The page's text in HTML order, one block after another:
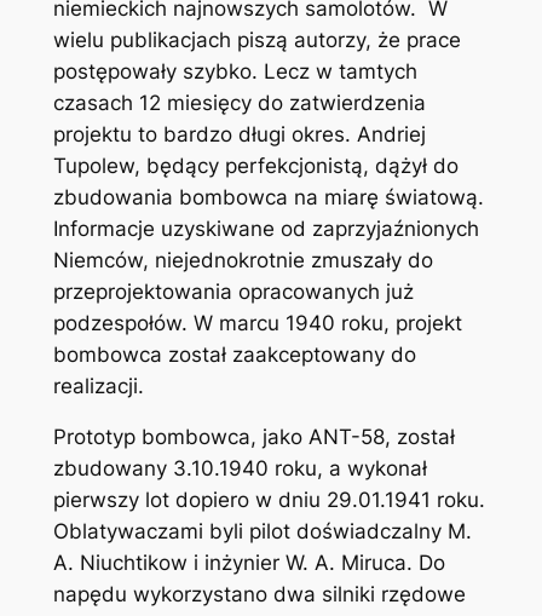
niemieckich najnowszych samolotów. W
wielu publikacjach piszą autorzy, że prace
postępowały szybko. Lecz w tamtych
czasach 12 miesięcy do zatwierdzenia
projektu to bardzo długi okres. Andriej
Tupolew, będący perfekcjonistą, dążył do
zbudowania bombowca na miarę światową.
Informacje uzyskiwane od zaprzyjaźnionych
Niemców, niejednokrotnie zmuszały do
przeprojektowania opracowanych już
podzespołów. W marcu 1940 roku, projekt
bombowca został zaakceptowany do
realizacji.
Prototyp bombowca, jako ANT-58, został
zbudowany 3.10.1940 roku, a wykonał
pierwszy lot dopiero w dniu 29.01.1941 roku.
Oblatywaczami byli pilot doświadczalny M.
A. Niuchtikow i inżynier W. A. Miruca. Do
napędu wykorzystano dwa silniki rzędowe